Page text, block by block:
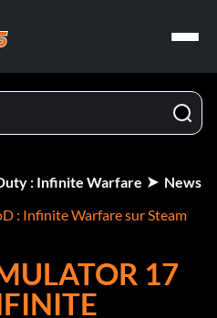
: Infinite Warfare
News
: Infinite Warfare sur Steam
17